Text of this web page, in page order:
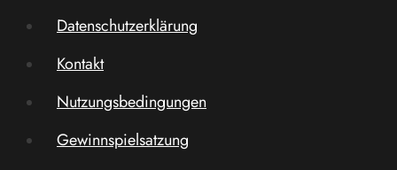
Datenschutzerklärung
Kontakt
Nutzungsbedingungen
Gewinnspielsatzung